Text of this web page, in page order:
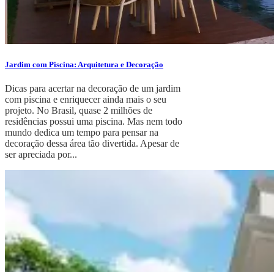
Jardim com Piscina: Arquitetura e Decoração
Dicas para acertar na decoração de um jardim
com piscina e enriquecer ainda mais o seu
projeto. No Brasil, quase 2 milhões de
residências possui uma piscina. Mas nem todo
mundo dedica um tempo para pensar na
decoração dessa área tão divertida. Apesar de
ser apreciada por...